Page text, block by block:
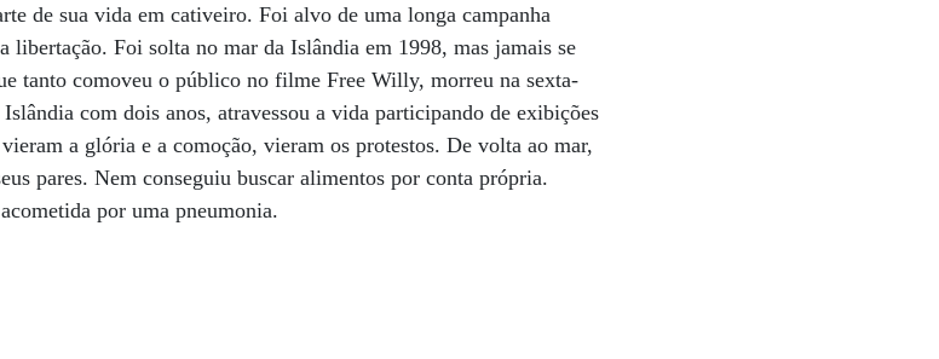
de sua vida em cativeiro. Foi alvo de uma longa campanha
libertação. Foi solta no mar da Islândia em 1998, mas jamais se
tanto comoveu o público no filme Free Willy, morreu na sexta-
com dois anos, atravessou a vida participando de exibições
a glória e a comoção, vieram os protestos. De volta ao mar,
pares. Nem conseguiu buscar alimentos por conta própria.
por uma pneumonia.